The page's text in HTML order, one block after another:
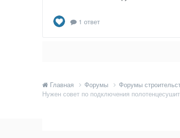
1 ответ
Главная Форумы Форумы
Нужен совет по подключения